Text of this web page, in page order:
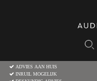
ADVIES AAN HUIS
INRUIL MOGELIJK